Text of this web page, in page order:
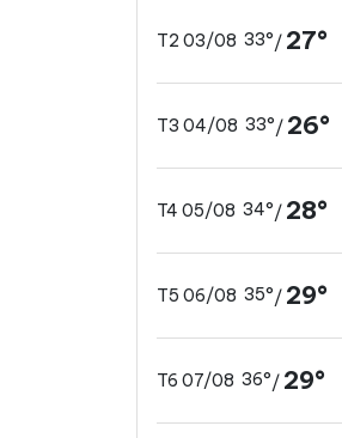
T2 03/08 33°/ 27°
T3 04/08 33°/ 26°
T4 05/08 34°/ 28°
T5 06/08 35°/ 29°
T6 07/08 36°/ 29°